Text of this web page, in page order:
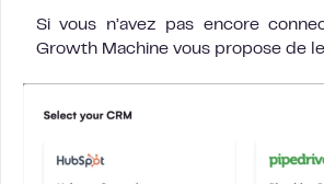
Si vous n’avez pas encore
Growth Machine vous propose de